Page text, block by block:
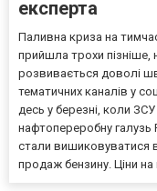
експерта
Паливна криза на
прийшла трохи пізніше,
розвивається доволі
тематичних каналів у
десь у березні, коли
нафтопереробну галузь
стали вишиковуватися
продаж бензину. Ціни